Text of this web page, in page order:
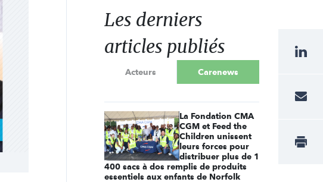
Les derniers
articles publiés
Acteurs Carenews
La Fondation CMA
CGM et Feed the
Children unissent
leurs forces pour
distribuer plus de 1
400 sacs à dos remplis de produits
essentiels aux enfants de Norfolk